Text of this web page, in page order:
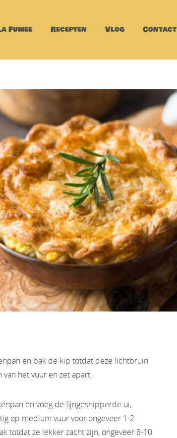
Fumee Recepten Vlog Contact
en bak de kip totdat deze lichtbruin
het vuur en zet apart.
en voeg de fijngesnipperde ui,
op medium vuur voor ongeveer 1-2
totdat ze lekker zacht zijn, ongeveer 8-10